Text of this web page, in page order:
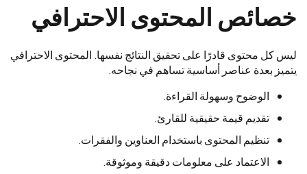
خصائص المحتوى الاحترافي
ليس كل محتوى قادرًا على تحقيق النتائج نفسها. المحتوى الاحترافي
يتميز بعدة عناصر أساسية تساهم في نجاحه.
الوضوح وسهولة القراءة.
تقديم قيمة حقيقية للقارئ.
تنظيم المحتوى باستخدام العناوين والفقرات.
الاعتماد على معلومات دقيقة وموثوقة.